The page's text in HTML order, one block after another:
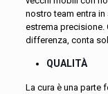
nostro team entra
estrema precisione.
differenza, conta
QUALITÀ
La cura è una parte